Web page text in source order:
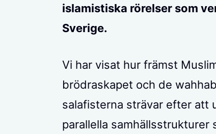
islamistiska rörelser som
Sverige.
Vi har visat hur främst
brödraskapet och de
salafisterna strävar efter att
parallella samhällsstrukturer